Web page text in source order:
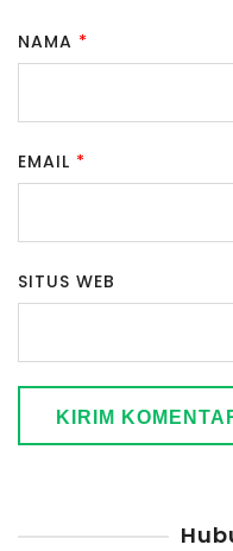
NAMA *
EMAIL *
SITUS WEB